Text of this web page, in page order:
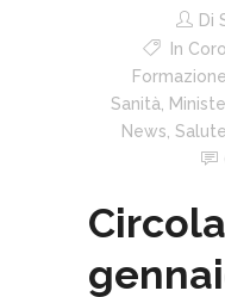
Di
In
Formazione
Sanità
News